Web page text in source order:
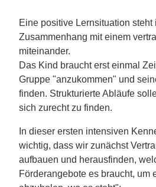
Eine positive Lernsituation steht
Zusammenhang mit einem
miteinander.
Das Kind braucht erst einmal
Gruppe "anzukommen" und
finden. Strukturierte Abläufe
sich zurecht zu finden.
In dieser ersten intensiven
wichtig, dass wir zunächst
aufbauen und herausfinden,
Förderangebote es braucht, um